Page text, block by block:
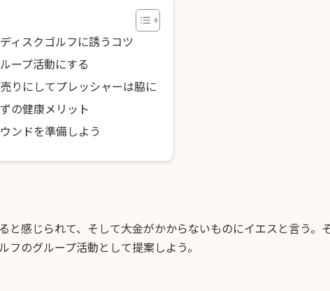
ィスクゴルフに誘うコツ
ープ活動にする
りにしてプレッシャーは脇に
の健康メリット
ンドを準備しよう
感じられて、そして大金がかからないものにイエスと言う。
のグループ活動として提案しよう。